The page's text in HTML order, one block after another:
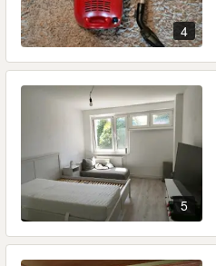
4
5